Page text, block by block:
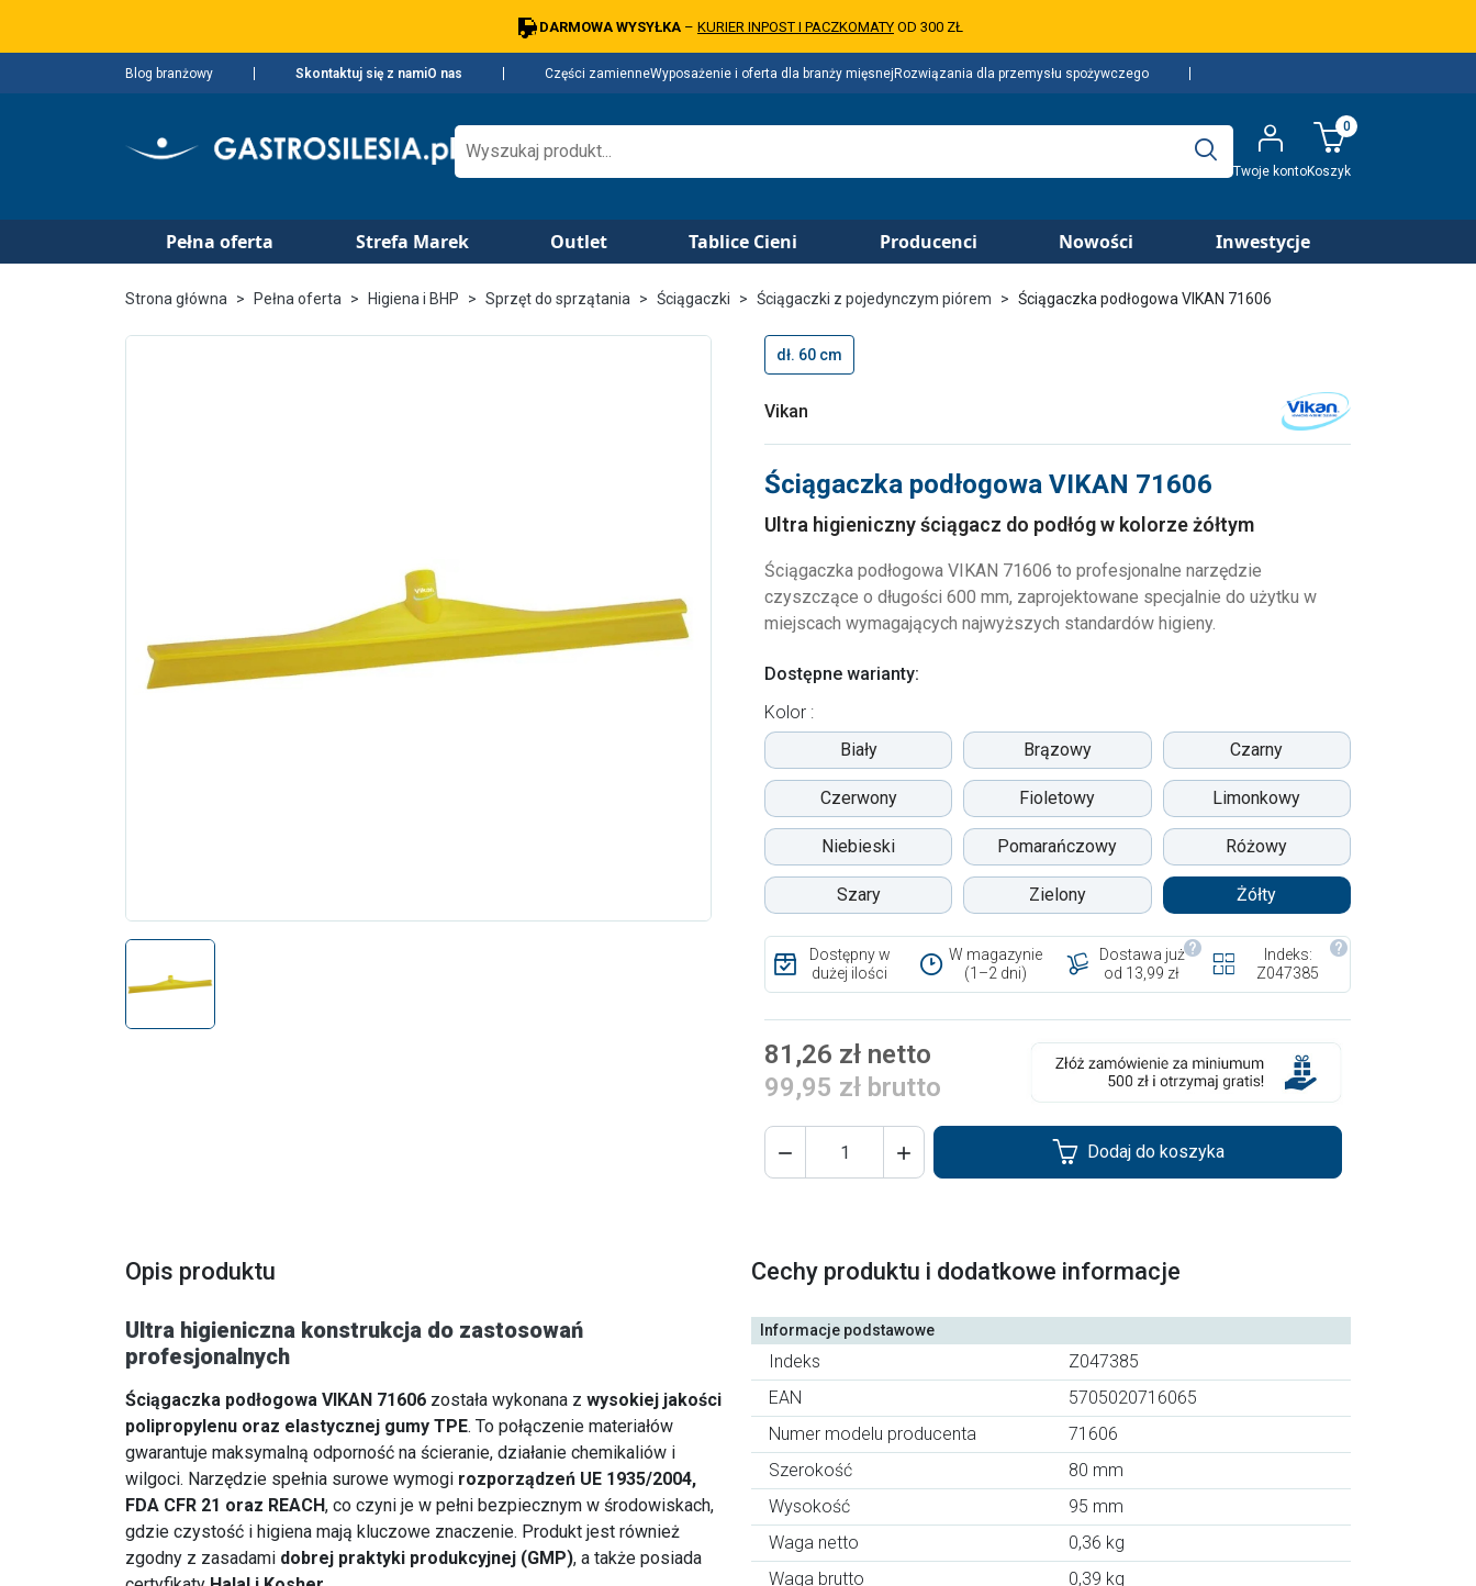
DARMOWA WYSYŁKA – KURIER INPOST I PACZKOMATY OD 300 ZŁ
Blog branżowy Skontaktuj się z namiO nas Części zamienneWyposażenie i oferta dla branży mięsnejRozwiązania dla przemysłu spożywczego
Twoje kontoKoszyk
0
Pełna oferta Strefa Marek Outlet Tablice Cieni Producenci Nowości Inwestycje
Strona główna Pełna oferta Higiena i BHP Sprzęt do sprzątania Ściągaczki Ściągaczki z pojedynczym piórem Ściągaczka podłogowa VIKAN 71606
dł. 60 cm
Vikan
Ściągaczka podłogowa VIKAN 71606
Ultra higieniczny ściągacz do podłóg w kolorze żółtym
Ściągaczka podłogowa VIKAN 71606 to profesjonalne narzędzie
czyszczące o długości 600 mm, zaprojektowane specjalnie do użytku w
miejscach wymagających najwyższych standardów higieny.
Dostępne warianty:
Kolor :
Biały
Brązowy Czarny
Czerwony Fioletowy Limonkowy
Niebieski Pomarańczowy Różowy
Szary Zielony Żółty
Dostępny w
dużej ilości
W magazynie
(1–2 dni)
Dostawa już
od 13,99 zł
Indeks:
Z047385
81,26 zł netto
99,95 zł brutto
  Dodaj do koszyka
Opis produktu
Ultra higieniczna konstrukcja do zastosowań
profesjonalnych
Ściągaczka podłogowa VIKAN 71606 została wykonana z wysokiej jakości
polipropylenu oraz elastycznej gumy TPE. To połączenie materiałów
gwarantuje maksymalną odporność na ścieranie, działanie chemikaliów i
wilgoci. Narzędzie spełnia surowe wymogi rozporządzeń UE 1935/2004,
FDA CFR 21 oraz REACH, co czyni je w pełni bezpiecznym w środowiskach,
gdzie czystość i higiena mają kluczowe znaczenie. Produkt jest również
zgodny z zasadami dobrej praktyki produkcyjnej (GMP), a także posiada
Cechy produktu i dodatkowe informacje
Informacje podstawowe
Indeks
Z047385
EAN
5705020716065
Numer modelu producenta
71606
Szerokość
80 mm
Wysokość
95 mm
Waga netto
0,36 kg
Waga brutto
0,39 kg